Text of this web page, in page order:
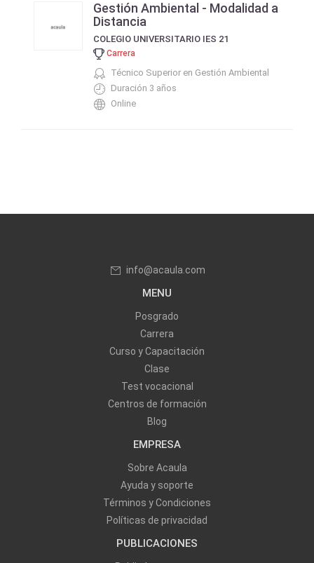
Gestión Ambiental - Modalidad a
Distancia
COLEGIO UNIVERSITARIO IES 21
Carrera
Técnico Superior en Gestión Ambiental
Duración 3 años
Online
info@acaula.com
MENU
Posgrado
Carrera
Curso y Capacitación
Clase
Test vocacional
Centros de formación
Blog
EMPRESA
Sobre Acaula
Ayuda y soporte
Términos y Condiciones
Políticas de privacidad
PUBLICACIONES